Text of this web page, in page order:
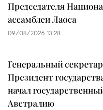
Председателя
ассамблеи Лаоса
09/08/2026 13:28
Генеральный
Президент
начал
Австралию